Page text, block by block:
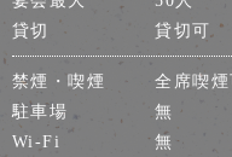
貸切
貸切可
禁煙・喫煙
全席喫煙
駐車場
無
Wi-Fi
無